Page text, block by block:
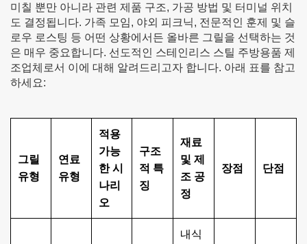
미칠 뿐만 아니라 관련 제품 구조, 가공 방법 및 터미널 위치
도 결정됩니다. 가족 모임, 야외 피크닉, 전문적인 훈제 및 슬
로우 로스팅 등 어떤 상황에서든 올바른 그릴을 선택하는 것
은 매우 중요합니다. 선도적인 스테인리스 스틸 주방용품 제
조업체로서 이에 대해 알려드리고자 합니다. 아래 표를 참고
하세요:
그릴
유형
연료
유형
적용
가능
한 시
나리
오
구조
적 특
징
재료
및 제
조 공
정
장점 단점
내식